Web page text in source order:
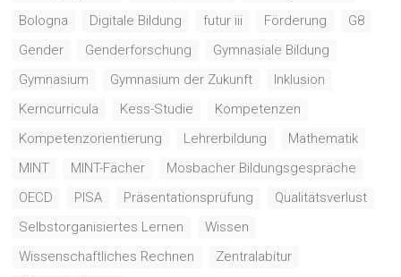
Bologna
Digitale Bildung futur iii Förderung
G8
Gender
Genderforschung
Gymnasiale Bildung
Gymnasium
Gymnasium der Zukunft
Inklusion
Kerncurricula
Kess-Studie
Kompetenzen
Kompetenzorientierung
Lehrerbildung
Mathematik
MINT
MINT-Fächer
Mosbacher Bildungsgespräche
OECD
PISA Präsentationsprüfung
Qualitätsverlust
Selbstorganisiertes Lernen
Wissen
Wissenschaftliches Rechnen
Zentralabitur